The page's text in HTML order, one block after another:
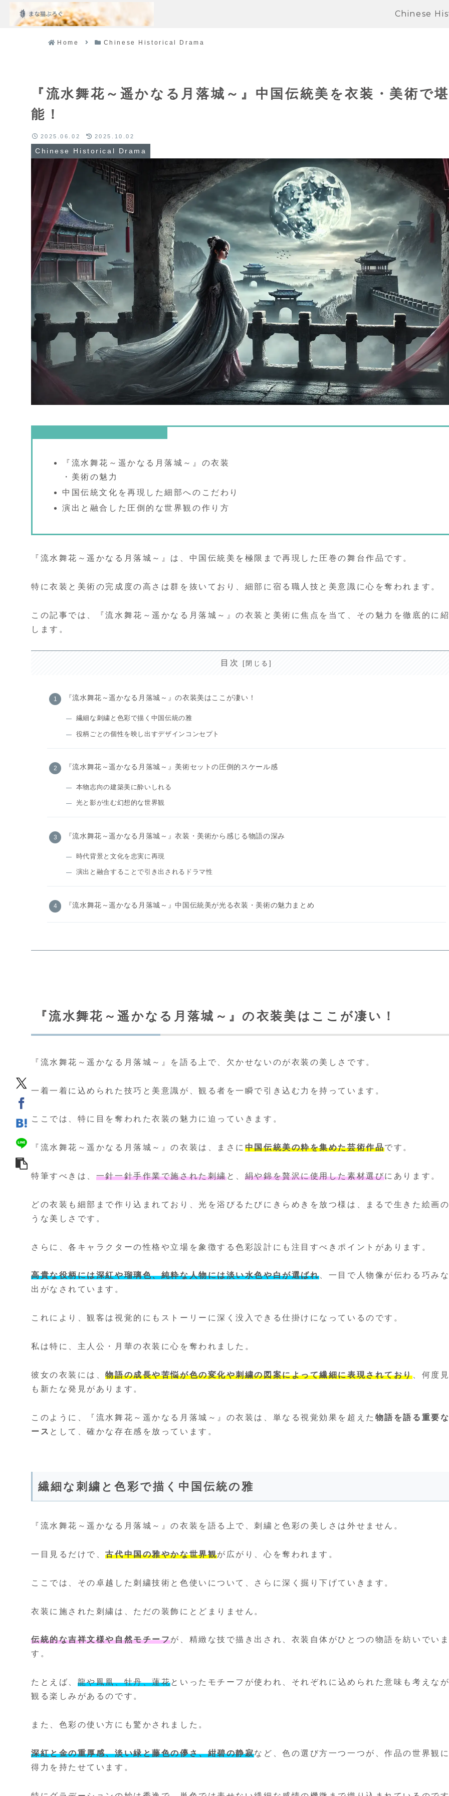
Chinese
Home Chinese Historical Drama
『流水舞花～遥かなる月落城～』中国伝統美を衣装・美術で堪
能！
Chinese Historical Drama
2025.06.02 2025.10.02
『流水舞花～遥かなる月落城～』の衣装
・美術の魅力
中国伝統文化を再現した細部へのこだわり
演出と融合した圧倒的な世界観の作り方
『流水舞花～遥かなる月落城～』は、中国伝統美を極限まで再現した圧巻の舞台作品です。
特に衣装と美術の完成度の高さは群を抜いており、細部に宿る職人技と美意識に心を奪われます。
この記事では、『流水舞花～遥かなる月落城～』の衣装と美術に焦点を当て、その魅力を徹底的に
します。
目次
『流水舞花～遥かなる月落城～』の衣装美はここが凄い！
繊細な刺繍と色彩で描く中国伝統の雅
役柄ごとの個性を映し出すデザインコンセプト
『流水舞花～遥かなる月落城～』美術セットの圧倒的スケール感
本物志向の建築美に酔いしれる
光と影が生む幻想的な世界観
『流水舞花～遥かなる月落城～』衣装・美術から感じる物語の深み
時代背景と文化を忠実に再現
演出と融合することで引き出されるドラマ性
『流水舞花～遥かなる月落城～』中国伝統美が光る衣装・美術の魅力まとめ
『流水舞花～遥かなる月落城～』の衣装美はここが凄い！
『流水舞花～遥かなる月落城～』を語る上で、欠かせないのが衣装の美しさです。
一着一着に込められた技巧と美意識が、観る者を一瞬で引き込む力を持っています。
ここでは、特に目を奪われた衣装の魅力に迫っていきます。
『流水舞花～遥かなる月落城～』の衣装は、まさに 中国伝統美の粋を集めた芸術作品です。
特筆すべきは、 一針一針手作業で施された刺繍と、 絹や錦を贅沢に使用した素材選びにあります。
どの衣装も細部まで作り込まれており、光を浴びるたびにきらめきを放つ様は、まるで生きた絵画の
うな美しさです。
さらに、各キャラクターの性格や立場を象徴する色彩設計にも注目すべきポイントがあります。
高貴な役柄には深紅や瑠璃色、純粋な人物には淡い水色や白が選ばれ、一目で人物像が伝わる巧み
出がなされています。
これにより、観客は視覚的にもストーリーに深く没入できる仕掛けになっているのです。
私は特に、主人公・月華の衣装に心を奪われました。
彼女の衣装には、物語の成長や苦悩が色の変化や刺繍の図案によって繊細に表現されており、何度
も新たな発見があります。
このように、『流水舞花～遥かなる月落城～』の衣装は、単なる視覚効果を超えた 物語を語る重要
ース として、確かな存在感を放っています。
繊細な刺繍と色彩で描く中国伝統の雅
『流水舞花～遥かなる月落城～』の衣装を語る上で、刺繍と色彩の美しさは外せません。
一目見るだけで、古代中国の雅やかな世界観が広がり、心を奪われます。
ここでは、その卓越した刺繍技術と色使いについて、さらに深く掘り下げていきます。
衣装に施された刺繍は、ただの装飾にとどまりません。
伝統的な吉祥文様や自然モチーフが、精緻な技で描き出され、衣装自体がひとつの物語を紡いでいま
す。
たとえば、 龍や鳳凰、牡丹、蓮花といったモチーフが使われ、それぞれに込められた意味も考えなが
観る楽しみがあるのです。
また、色彩の使い方にも驚かされました。
深紅と金の重厚感、淡い緑と藤色の儚さ、紺碧の静寂など、色の選び方一つ一つが、作品の世界観に
得力を持たせています。